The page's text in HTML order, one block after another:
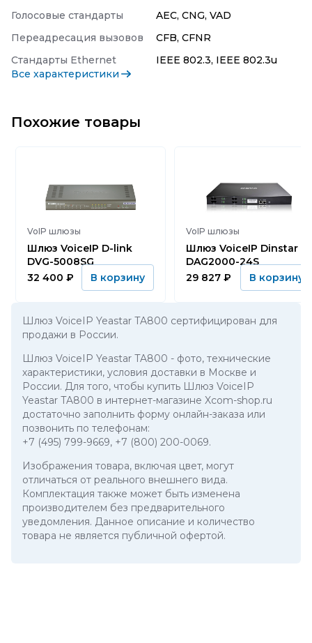
Голосовые стандарты
AEC, CNG, VAD
Переадресация вызовов
CFB, CFNR
Стандарты Ethernet
IEEE 802.3, IEEE 802.3u
Все характеристики
Похожие товары
VoIP шлюзы
Шлюз VoiceIP D-link
DVG-5008SG
32 400 ₽ В корзину
VoIP шлюзы
Шлюз VoiceIP Dinstar
DAG2000-24S
29 827 ₽ В корзину
Шлюз VoiceIP Yeastar TA800 сертифицирован для
продажи в России.
Шлюз VoiceIP Yeastar TA800 - фото, технические
характеристики, условия доставки в Москве и
России. Для того, чтобы купить Шлюз VoiceIP
Yeastar TA800 в интернет-магазине Xcom-shop.ru
достаточно заполнить форму онлайн-заказа или
позвонить по телефонам:
+7 (495) 799-9669, +7 (800) 200-0069.
Изображения товара, включая цвет, могут
отличаться от реального внешнего вида.
Комплектация также может быть изменена
производителем без предварительного
уведомления. Данное описание и количество
товара не является публичной офертой.